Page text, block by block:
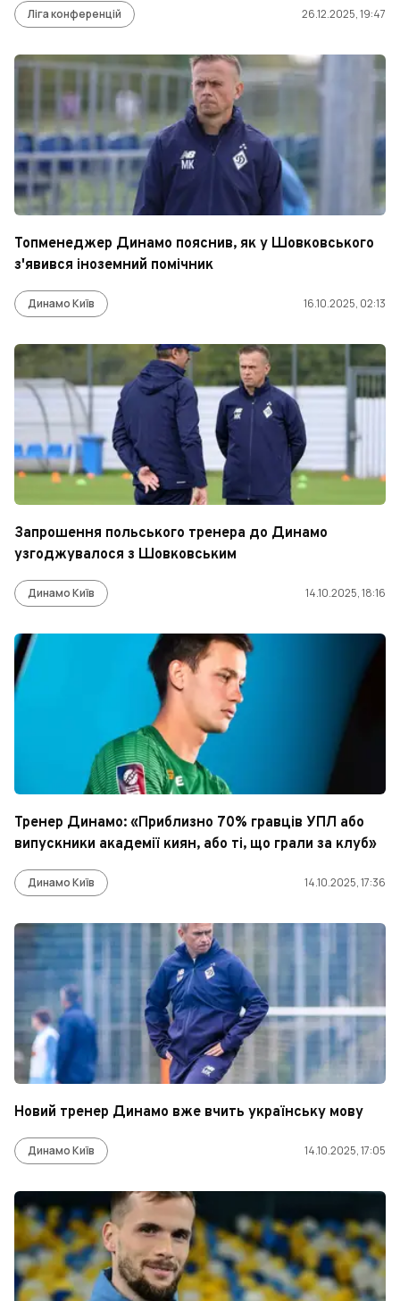
Ліга конференцій 26.12.2025, 19:47
Топменеджер Динамо пояснив, як у Шовковського
з'явився іноземний помічник
Динамо Київ 16.10.2025, 02:13
Запрошення польського тренера до Динамо
узгоджувалося з Шовковським
Динамо Київ 14.10.2025, 18:16
Тренер Динамо: «Приблизно 70% гравців УПЛ або
випускники академії киян, або ті, що грали за клуб»
Динамо Київ 14.10.2025, 17:36
Новий тренер Динамо вже вчить українську мову
Динамо Київ 14.10.2025, 17:05